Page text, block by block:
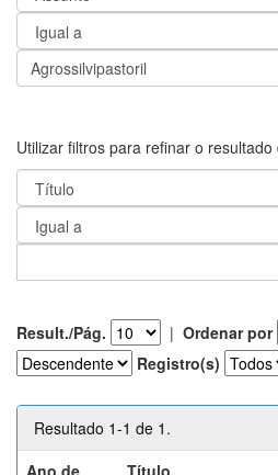
Utilizar filtros para refinar o resultado
Result./Pág. | Ordenar por
Registro(s)
Resultado 1-1 de 1.
Ano de
Título